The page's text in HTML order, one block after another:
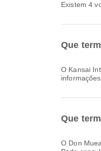
Existem 4
Que
O Kansai International Airport oferece Táxi, Área de espera, Restauração e muitas outras comodidades para melhorar a sua experiência de viagem. Pode consultar
Que
O Don Mueang International Airport oferece Sala de Oração, Cadeira de rodas, Restauração e muitas outras comodidades para melhorar a sua experiência de viagem.